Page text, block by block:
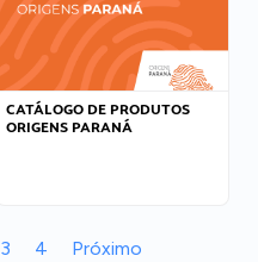
CATÁLOGO DE PRODUTOS
ORIGENS PARANÁ
3 4 Próximo